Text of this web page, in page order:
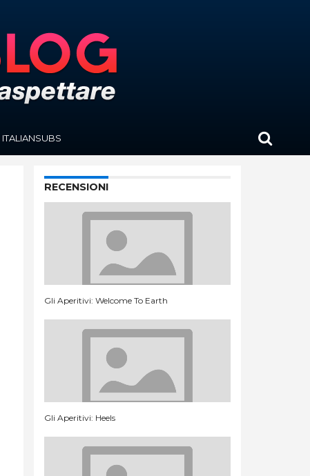
ITALIANSUBS
RECENSIONI
Gli Aperitivi: Welcome To Earth
Gli Aperitivi: Heels